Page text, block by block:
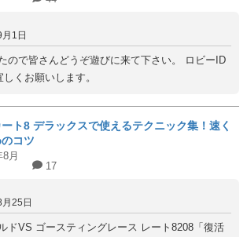
1日
ので皆さんどうぞ遊びに来て下さい。 ロビーID
くお願いします。
ト8 デラックスで使えるテクニック集！速く
コツ
月
17
25日
ドVS ゴースティングレース レート8208「復活